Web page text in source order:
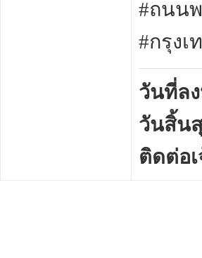
#ถนน
#กรุงเ
วันที่ล
วันสิ้น
ติดต่อ